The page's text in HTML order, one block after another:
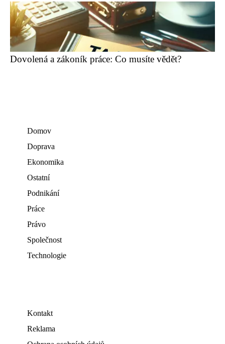
Dovolená a zákoník práce: Co musíte vědět?
Domov
Doprava
Ekonomika
Ostatní
Podnikání
Práce
Právo
Společnost
Technologie
Kontakt
Reklama